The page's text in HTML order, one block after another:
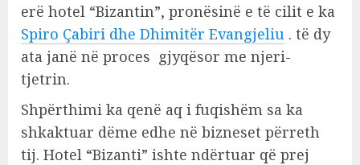
erë hotel “Bizantin”, pronësinë e të cilit e ka
Spiro Çabiri dhe Dhimitër Evangjeliu . të dy
ata janë në proces gjyqësor me njeri-
tjetrin.
Shpërthimi ka qenë aq i fuqishëm sa ka
shkaktuar dëme edhe në bizneset përreth
tij. Hotel “Bizanti” ishte ndërtuar që prej